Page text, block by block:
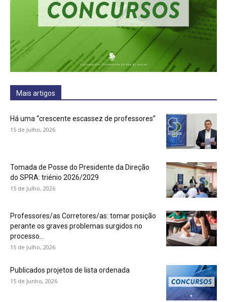
Mais artigos
Há uma “crescente escassez de professores”
15 de Julho, 2026
Tomada de Posse do Presidente da Direção
do SPRA: triénio 2026/2029
15 de Julho, 2026
Professores/as Corretores/as: tomar posição
perante os graves problemas surgidos no
processo...
15 de Julho, 2026
Publicados projetos de lista ordenada
15 de Junho, 2026